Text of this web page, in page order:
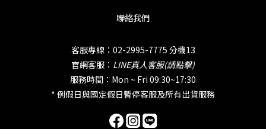
聯絡我們
客服專線：02-2995-7775 分機13
官網客服： LINE真人客服(請點擊)
服務時間：Mon ~ Fri 09:30~17:30
* 例假日與國定假日暫停客服及所有出貨服務